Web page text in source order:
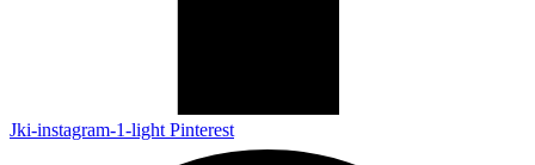
Jki-instagram-1-light Pinterest